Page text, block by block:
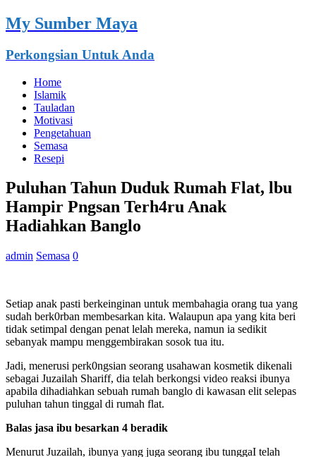
My Sumber Maya
Perkongsian Untuk Anda
Home
Islamik
Tauladan
Motivasi
Pengetahuan
Semasa
Resepi
Puluhan Tahun Duduk Rumah Flat, lbu
Hampir Pngsan Terh4ru Anak
Hadiahkan Banglo
admin Semasa 0
Setiap anak pasti berkeinginan untuk membahagia orang tua yang
sudah berk0rban membesarkan kita. Walaupun apa yang kita beri
tidak setimpal dengan penat lelah mereka, namun ia sedikit
sebanyak mampu menggembirakan sosok tua itu.
Jadi, menerusi perk0ngsian seorang usahawan kosmetik dikenali
sebagai Juzailah Shariff, dia telah berkongsi video reaksi ibunya
apabila dihadiahkan sebuah rumah banglo di kawasan elit selepas
puluhan tahun tinggal di rumah flat.
Balas jasa ibu besarkan 4 beradik
Menurut Juzailah, ibunya yang juga seorang ibu tunggaI telah